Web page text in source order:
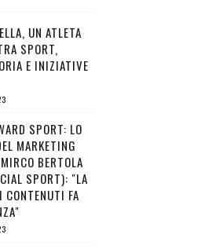
UN ATLETA
SPORT,
E INIZIATIVE
SPORT: LO
MARKETING
BERTOLA
SPORT): "LA
CONTENUTI FA